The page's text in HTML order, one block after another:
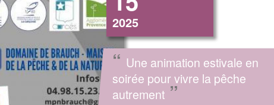
2025
“ Une animation estivale en
soirée pour vivre la pêche
autrement ”